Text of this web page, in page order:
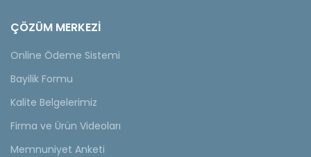
ÇÖZÜM MERKEZİ
Online Ödeme Sistemi
Bayilik Formu
Kalite Belgelerimiz
Firma ve Ürün Videoları
Memnuniyet Anketi